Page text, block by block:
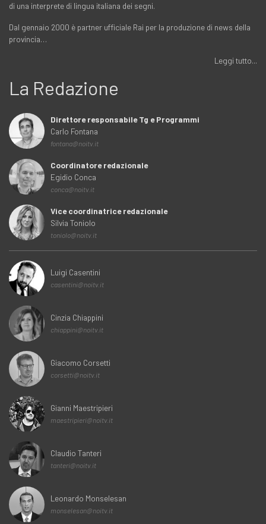
di una interprete di lingua italiana dei segni.
Dal gennaio 2000 è partner ufficiale Rai per la produzione di news della
provincia…
Leggi tutto...
La Redazione
Direttore responsabile Tg e Programmi
Carlo Fontana
fontana@noitv.it
Coordinatore redazionale
Egidio Conca
conca@noitv.it
Vice coordinatrice redazionale
Silvia Toniolo
toniolo@noitv.it
Luigi Casentini
casentini@noitv.it
Cinzia Chiappini
chiappini@noitv.it
Giacomo Corsetti
corsetti@noitv.it
Gianni Maestripieri
maestripieri@noitv.it
Claudio Tanteri
tanteri@noitv.it
Leonardo Monselesan
monselesan@noitv.it